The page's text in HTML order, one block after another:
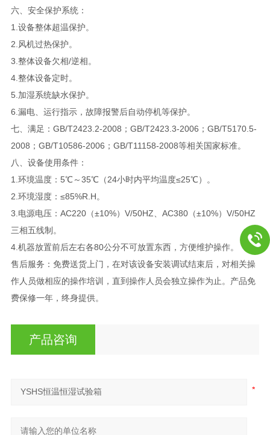
六、安全保护系统：
1.设备整体超温保护。
2.风机过热保护。
3.整体设备欠相/逆相。
4.整体设备定时。
5.加湿系统缺水保护。
6.漏电、运行指示，故障报警后自动停机等保护。
七、 满足：GB/T2423.2-2008；GB/T2423.3-2006；GB/T5170.5-
2008；GB/T10586-2006；GB/T11158-2008等相关国家标准。
八、设备使用条件：
1.环境温度：5℃～35℃（24小时内平均温度≤25℃）。
2.环境湿度：≤85%R.H。
3.电源电压：AC220（±10%）V/50HZ、AC380（±10%）V/50HZ
三相五线制。
4.机器放置前后左右各80公分不可放置东西，方便维护操作。
售后服务：免费送货上门，在对该设备安装调试结束后，对相关操
作人员做相应的操作培训，直到操作人员会独立操作为止。产品免
费保修一年，终身提供。
产品咨询